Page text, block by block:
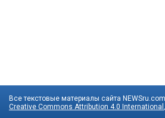
Все текстовые материалы сайта
Creative Commons Attribution 4.0 International